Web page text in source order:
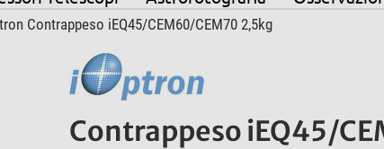
Contrappeso iEQ45/CEM60/CEM70 2,5kg
Contrappeso iEQ45/